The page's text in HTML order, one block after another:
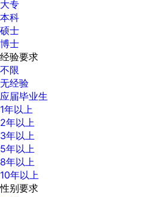
大专
本科
硕士
博士
经验要求
不限
无经验
应届毕业生
1年以上
2年以上
3年以上
5年以上
8年以上
10年以上
性别要求